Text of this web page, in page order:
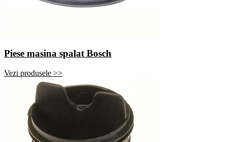
Piese masina spalat Bosch
Vezi produsele >>